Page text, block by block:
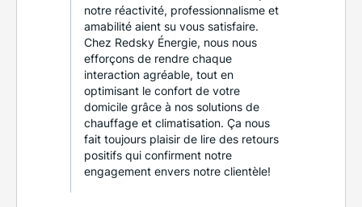
notre réactivité, professionnalisme et
amabilité aient su vous satisfaire.
Chez Redsky Énergie, nous nous
efforçons de rendre chaque
interaction agréable, tout en
optimisant le confort de votre
domicile grâce à nos solutions de
chauffage et climatisation. Ça nous
fait toujours plaisir de lire des retours
positifs qui confirment notre
engagement envers notre clientèle!